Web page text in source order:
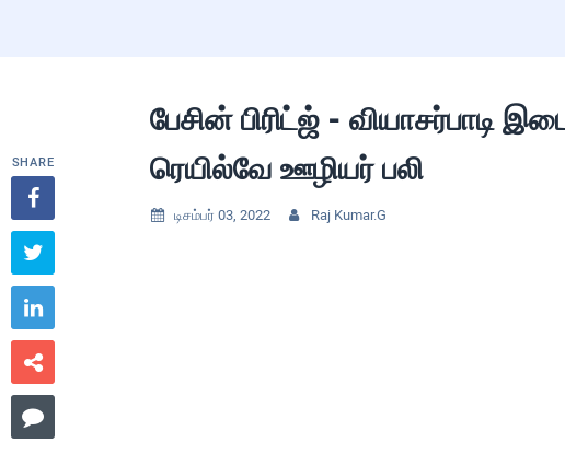
பேசின் பிரிட்ஜ் - வியாசர்பாடி
ரெயில்வே ஊழியர் பலி
 டிசம்பர் 03, 2022  Raj Kumar.G
SHARE




